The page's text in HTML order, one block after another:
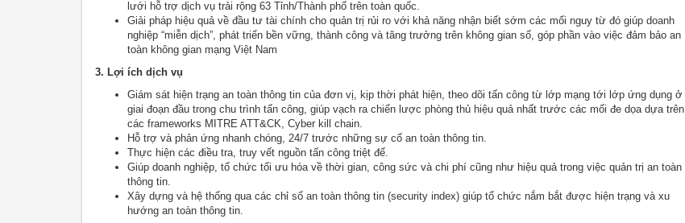
lưới hỗ trợ dịch vụ trải rộng 63 Tỉnh/Thành phố trên toàn quốc.
Giải pháp hiệu quả về đầu tư tài chính cho quản trị rủi ro với khả năng nhận biết sớm các mối nguy từ đó giúp doanh
nghiệp “miễn dịch”, phát triển bền vững, thành công và tăng trưởng trên không gian số, góp phần vào việc đảm bảo an
toàn không gian mạng Việt Nam
3. Lợi ích dịch vụ
Giám sát hiện trạng an toàn thông tin của đơn vị, kịp thời phát hiện, theo dõi tấn công từ lớp mạng tới lớp ứng dụng ở
giai đoạn đầu trong chu trình tấn công, giúp vạch ra chiến lược phòng thủ hiệu quả nhất trước các mối đe dọa dựa trên
các frameworks MITRE ATT&CK, Cyber kill chain.
Hỗ trợ và phản ứng nhanh chóng, 24/7 trước những sự cố an toàn thông tin.
Thực hiện các điều tra, truy vết nguồn tấn công triệt để.
Giúp doanh nghiệp, tổ chức tối ưu hóa về thời gian, công sức và chi phí cũng như hiệu quả trong việc quản trị an toàn
thông tin.
Xây dựng và hệ thống qua các chỉ số an toàn thông tin (security index) giúp tổ chức nắm bắt được hiện trạng và xu
hướng an toàn thông tin.